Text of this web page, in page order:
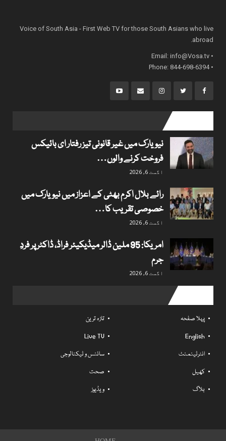
Voice of South Asia - First Web TV for those South Asians who live
abroad.
• Email:
info@Vosa.tv
• Phone: 844-698-6394
نیویارک میں غیر قانونی تیز رفتار ای بائیکس
فروخت کرنے والوں…
اگست 6, 2026
رائے بلال اکرم بھٹی کے اعزاز میں نیویارک میں
خصوصی تقریب کا…
اگست 6, 2026
امریکا: 95 ملین ڈالر میڈیکیئر فراڈ، ڈاکٹر پر فردِ
جرم
اگست 6, 2026
پہلا صفحہ
تازہ ترین
English
Live TV
انٹرٹینمنٹ
سائنس و ٹیکنالوجی
کھیل
صحت
بلاگ
ویڈیوز